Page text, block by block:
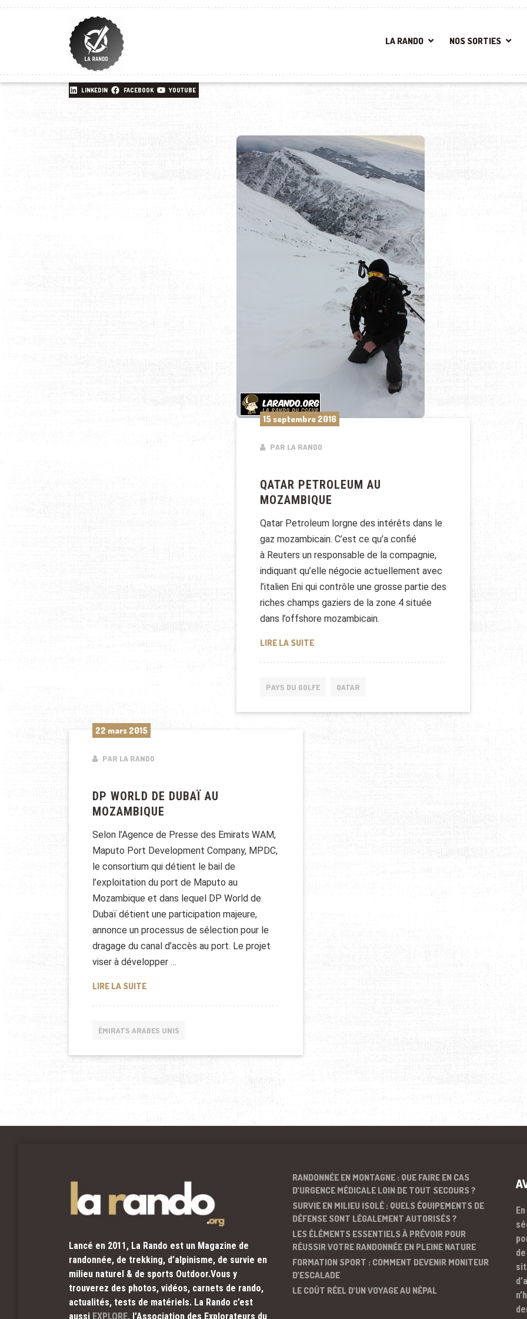
LA RANDO NOS SORTIES
LINKEDIN FACEBOOK YOUTUBE
15 septembre 2016
PAR LA RANDO
QATAR PETROLEUM AU
MOZAMBIQUE
Qatar Petroleum lorgne des intérêts dans le
gaz mozambicain. C’est ce qu’a confié
à Reuters un responsable de la compagnie,
indiquant qu’elle négocie actuellement avec
l’italien Eni qui contrôle une grosse partie des
riches champs gaziers de la zone 4 située
dans l’offshore mozambicain.
LIRE LA SUITEQATAR PETROLEUM AU MOZAMBIQUE
PAYS DU GOLFE QATAR
22 mars 2015
PAR LA RANDO
DP WORLD DE DUBAÏ AU
MOZAMBIQUE
Selon l’Agence de Presse des Emirats WAM,
Maputo Port Development Company, MPDC,
le consortium qui détient le bail de
l’exploitation du port de Maputo au
Mozambique et dans lequel DP World de
Dubaï détient une participation majeure,
annonce un processus de sélection pour le
dragage du canal d’accès au port. Le projet
viser à développer …
LIRE LA SUITEDP WORLD DE DUBAÏ AU MOZAMBIQUE
ÉMIRATS ARABES UNIS
Lancé en 2011, La Rando est un Magazine de
randonnée, de trekking, d’alpinisme, de survie en
milieu naturel & de sports Outdoor.Vous y
trouverez des photos, vidéos, carnets de rando,
actualités, tests de matériels. La Rando c’est
aussi EXPLORE, l’Association des Explorateurs du
RANDONNÉE EN MONTAGNE : QUE FAIRE EN CAS
D’URGENCE MÉDICALE LOIN DE TOUT SECOURS ?
SURVIE EN MILIEU ISOLÉ : QUELS ÉQUIPEMENTS DE
DÉFENSE SONT LÉGALEMENT AUTORISÉS ?
LES ÉLÉMENTS ESSENTIELS À PRÉVOIR POUR
RÉUSSIR VOTRE RANDONNÉE EN PLEINE NATURE
FORMATION SPORT : COMMENT DEVENIR MONITEUR
D’ESCALADE
LE COÛT RÉEL D’UN VOYAGE AU NÉPAL